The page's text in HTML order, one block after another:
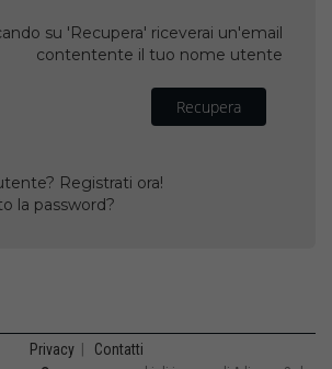
su 'Recupera' riceverai un'email
contentente il tuo nome utente
Recupera
Registrati ora!
la password?
Privacy Contatti